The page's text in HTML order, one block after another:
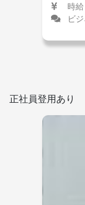
時
ビ
正社員登用あり